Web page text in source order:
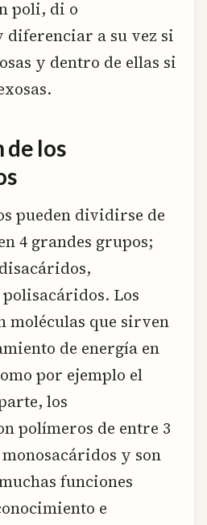
poli, di o
diferenciar a su vez si
y dentro de ellas si
de los
pueden dividirse de
4 grandes grupos;
Los
moléculas que sirven
de energía en
por ejemplo el
los
polímeros de entre 3
y son
funciones
e